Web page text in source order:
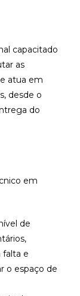
capacitado
as
atua em
desde o
do
em
de
e
o espaço de